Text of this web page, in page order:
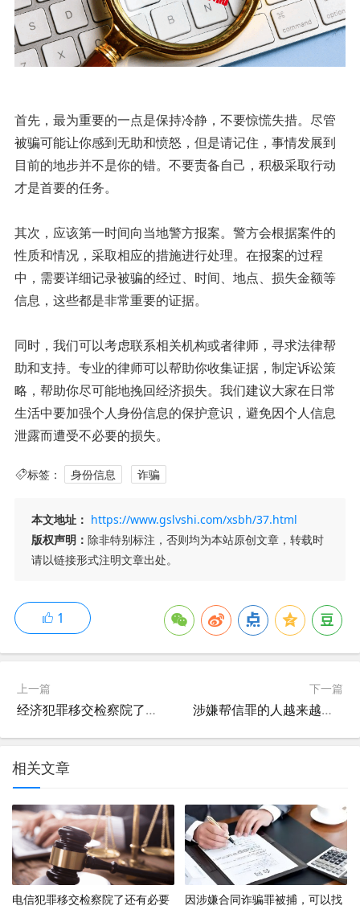
首先，最为重要的一点是保持冷静，不要惊慌失措。尽管
被骗可能让你感到无助和愤怒，但是请记住，事情发展到
目前的地步并不是你的错。不要责备自己，积极采取行动
才是首要的任务。
其次，应该第一时间向当地警方报案。警方会根据案件的
性质和情况，采取相应的措施进行处理。在报案的过程
中，需要详细记录被骗的经过、时间、地点、损失金额等
信息，这些都是非常重要的证据。
同时，我们可以考虑联系相关机构或者律师，寻求法律帮
助和支持。专业的律师可以帮助你收集证据，制定诉讼策
略，帮助你尽可能地挽回经济损失。我们建议大家在日常
生活中要加强个人身份信息的保护意识，避免因个人信息
泄露而遭受不必要的损失。
标签： 身份信息 诈骗
本文地址： https://www.gslvshi.com/xsbh/37.html
版权声明： 除非特别标注，否则均为本站原创文章，转载时
请以链接形式注明文章出处。
1
上一篇
经济犯罪移交检察院了还有必要请律师吗？
下一篇
涉嫌帮信罪的人越来越多，有必要请律师吗？
相关文章
电信犯罪移交检察院了还有必要
因涉嫌合同诈骗罪被捕，可以找